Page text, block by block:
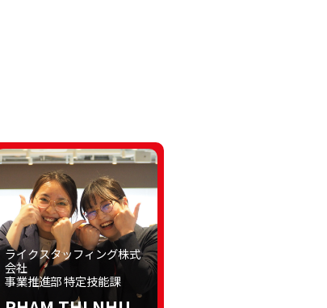
ライクスタッフィング株式
会社
事業推進部 特定技能課